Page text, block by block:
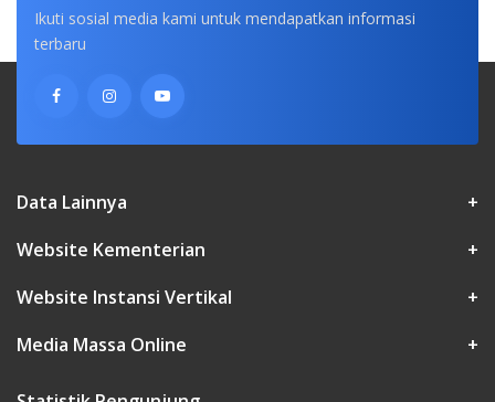
Ikuti sosial media kami untuk mendapatkan informasi
terbaru
Data Lainnya
+
Website Kementerian
+
Website Instansi Vertikal
+
Media Massa Online
+